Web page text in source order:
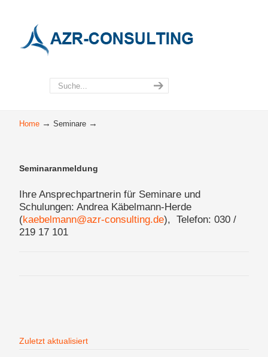
Home →Seminare →
Seminaranmeldung
Ihre Ansprechpartnerin für Seminare und
Schulungen: Andrea Käbelmann-Herde
(kaebelmann@azr-consulting.de), Telefon: 030 /
219 17 101
Zuletzt aktualisiert